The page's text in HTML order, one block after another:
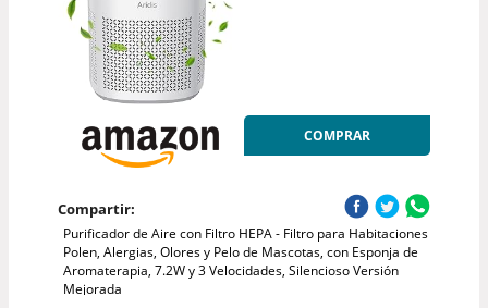
COMPRAR
Compartir:
Purificador de Aire con Filtro HEPA - Filtro para Habitaciones
Polen, Alergias, Olores y Pelo de Mascotas, con Esponja de
Aromaterapia, 7.2W y 3 Velocidades, Silencioso Versión
Mejorada